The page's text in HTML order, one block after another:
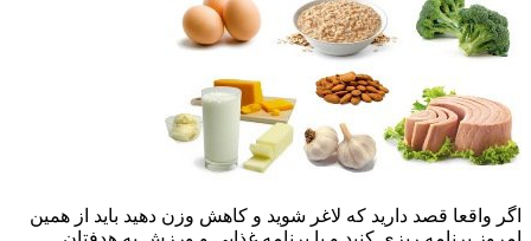
اگر واقعا قصد دارید که لاغر شوید و کاهش وزن دهید باید از همین